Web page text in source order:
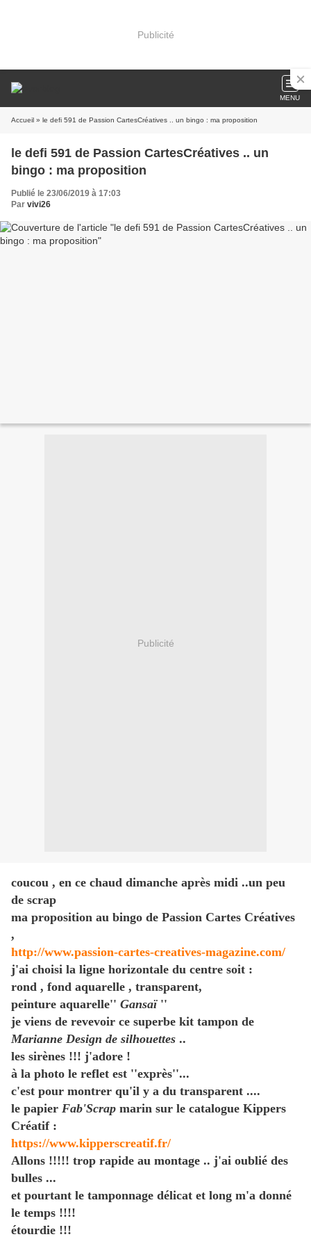
Publicité
MENU
Accueil » le defi 591 de Passion CartesCréatives .. un bingo : ma proposition
le defi 591 de Passion CartesCréatives .. un
bingo : ma proposition
Publié le 23/06/2019 à 17:03
Par vivi26
Publicité
coucou , en ce chaud dimanche après midi ..un peu
de scrap
ma proposition au bingo de Passion Cartes Créatives
,
http://www.passion-cartes-creatives-magazine.com/
j'ai choisi la ligne horizontale du centre soit :
rond , fond aquarelle , transparent,
peinture aquarelle'' Gansaï ''
je viens de revevoir ce superbe kit tampon de
Marianne Design de silhouettes ..
les sirènes !!! j'adore !
à la photo le reflet est ''exprès''...
c'est pour montrer qu'il y a du transparent ....
le papier Fab'Scrap marin sur le catalogue Kippers
Créatif :
https://www.kipperscreatif.fr/
Allons !!!!! trop rapide au montage .. j'ai oublié des
bulles ...
et pourtant le tamponnage délicat et long m'a donné
le temps !!!!
étourdie !!!